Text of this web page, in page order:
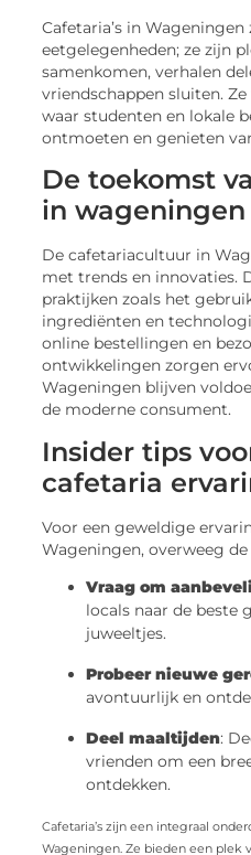
Cafetaria’s in
eetgelegenheden; ze zijn
samenkomen, verhalen
vriendschappen sluiten.
waar studenten en lokale
ontmoeten en genieten
De toekomst
in wageningen
De cafetariacultuur in
met trends en innovaties.
praktijken zoals het
ingrediënten en
online bestellingen en
ontwikkelingen zorgen
Wageningen blijven
de moderne consument.
Insider tips
cafetaria
Voor een geweldige
Wageningen, overweeg
Vraag om
locals naar de beste
juweeltjes.
Probeer nieuwe
avontuurlijk en
Deel maaltijden:
vrienden om een
ontdekken.
Cafetaria’s zijn een integraal
Wageningen. Ze bieden een plek